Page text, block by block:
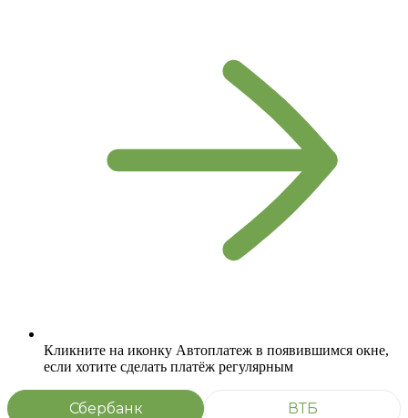
Кликните на иконку Автоплатеж в появившимся окне,
если хотите сделать платёж регулярным
Сбербанк ВТБ